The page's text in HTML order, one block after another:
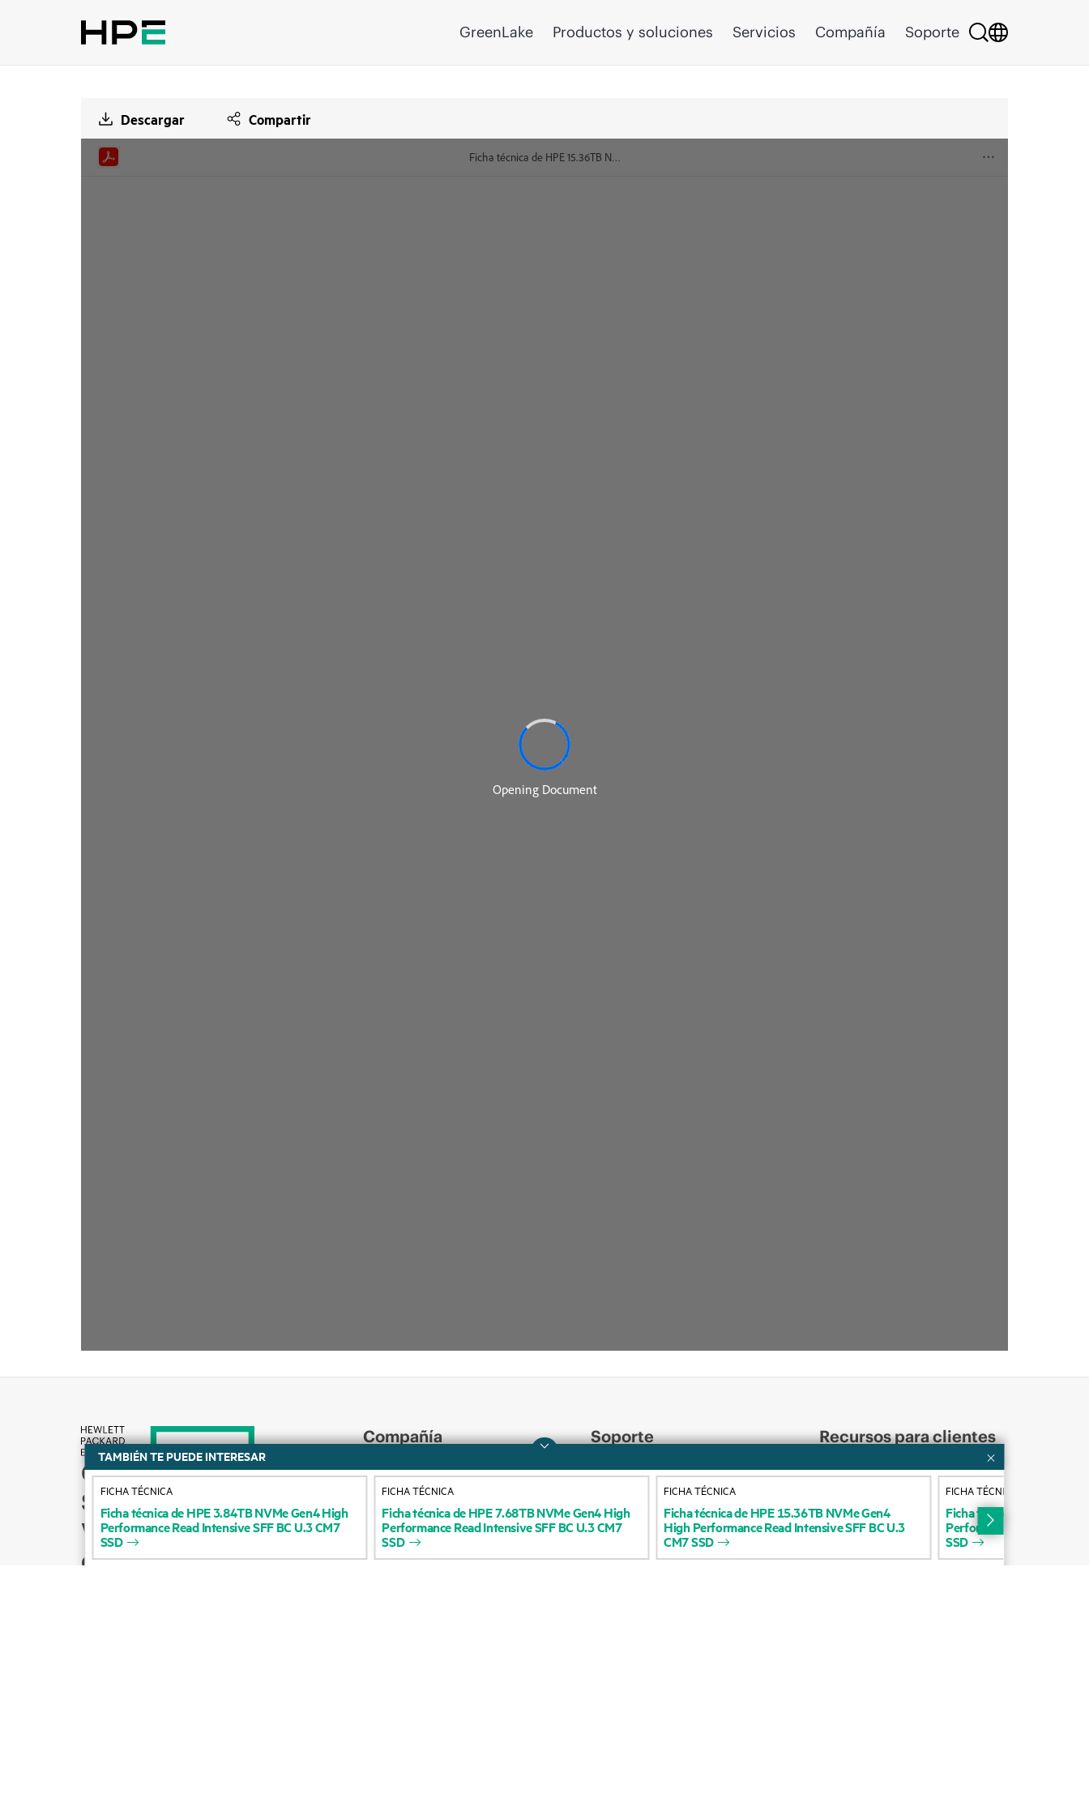
GreenLake Productos y soluciones Servicios Compañía Soporte
Descargar Compartir
Cómo comprar
Soporte para productos
Ventas por correo
electrónico
Compañía
Acerca de HPE
Vacantes
Soporte
Servicios de soporte operativo
productos
Recursos para clientes
Contacta con nosotros
Suscripción por correo
TAMBIÉN TE PUEDE INTERESAR
FichatécnicadeHPE3.84TBNVMeGen4High
PerformanceReadIntensiveSFFBCU.3CM7
SSD
FICHA TÉCNICA
FichatécnicadeHPE7.68TBNVMeGen4High
PerformanceReadIntensiveSFFBCU.3CM7
SSD
FICHA TÉCNICA
FichatécnicadeHPE15.36TBNVMeGen4
HighPerformanceReadIntensiveSFFBCU.3
CM7SSD
FICHA TÉCNICA
Fichatécnica
Performance
SSD
FICHA TÉCNICA